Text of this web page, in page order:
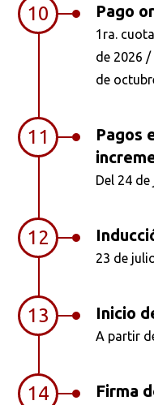
10 Pago
1ra.
de 2026 /
de
11
Pagos
Del 24
12
23 de
13 Inicio
A partir
14 Firma